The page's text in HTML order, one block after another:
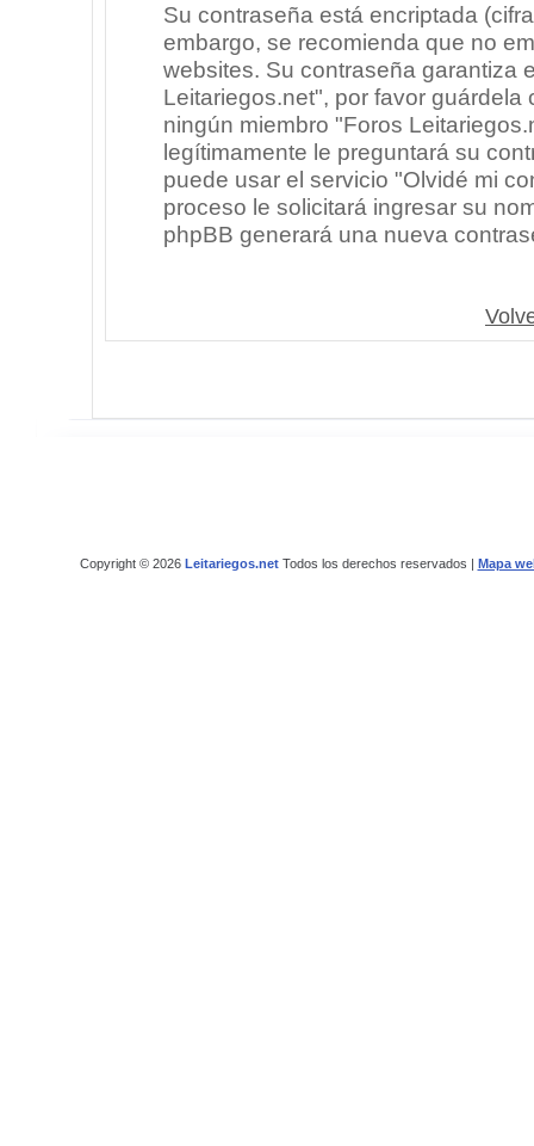
Su contraseña está encriptada
embargo, se recomienda que no
websites. Su contraseña garantiza
Leitariegos.net", por favor
ningún miembro "Foros
legítimamente le preguntará su
puede usar el servicio "Olvidé mi
proceso le solicitará ingresar su
phpBB generará una nueva
Copyright © 2026 Leitariegos.netTodos los derechos reservados | Mapa